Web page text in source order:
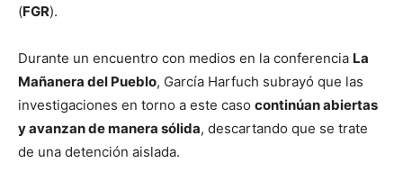
(FGR).
Durante un encuentro con medios en la conferencia La
Mañanera del Pueblo, García Harfuch subrayó que las
investigaciones en torno a este caso continúan abiertas
y avanzan de manera sólida, descartando que se trate
de una detención aislada.